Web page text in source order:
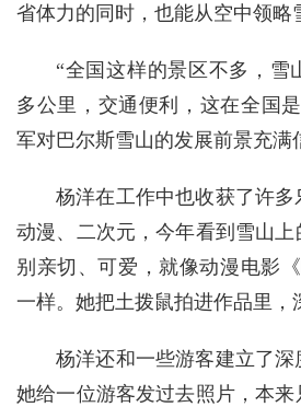
省体力的同时，也能从空中领略
“全国这样的景区不多，雪
多公里，交通便利，这在全国
军对巴尔斯雪山的发展前景充满
杨洋在工作中也收获了许
动漫、二次元，今年看到雪山
别亲切、可爱，就像动漫电影
一样。她把土拨鼠拍进作品里，
杨洋还和一些游客建立了深
她给一位游客发过去照片，本